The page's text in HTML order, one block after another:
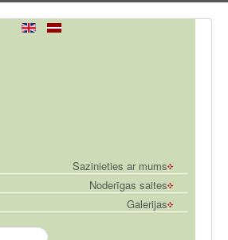
Sazinieties ar mums
Noderīgas saites
Galerijas